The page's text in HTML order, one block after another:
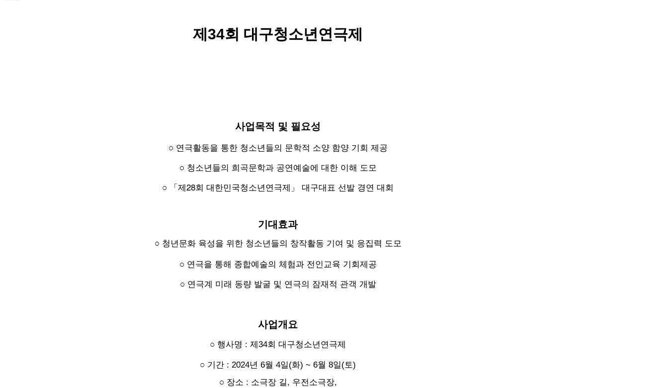
제34회 대구청소년연극제
사업목적 및 필요성
○ 연극활동을 통한 청소년들의 문학적 소양 함양 기회 제공
○ 청소년들의 희곡문학과 공연예술에 대한 이해 도모
○
「제28회 대한민국청소년연극제 」 대구대표 선발 경연 대회
기대효과
○ 청년문화 육성을 위한 청소년들의 창작활동 기여 및 응집력 도모
○ 연극을 통해 종합예술의 체험과 전인교육 기회제공
○ 연극계 미래 동량 발굴 및 연극의 잠재적 관객 개발
사업 개요
○ 행사명 : 제34회 대구청소년연극제
○ 기간 : 2024년 6월 4일(화) ~ 6월 8일(토)
○ 장소 : 소극장 길, 우전소극장,